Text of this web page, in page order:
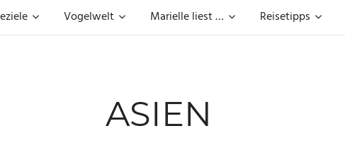
Vogelwelt Marielle liest … Reisetipps
ASIEN